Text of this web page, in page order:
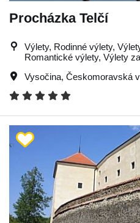
Procházka Telčí
Výlety, Rodinné výlety,
Romantické výlety, Výlety
Vysočina, Českomoravská